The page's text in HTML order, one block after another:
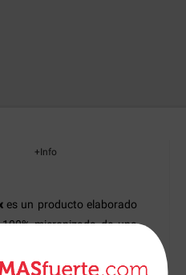
+Info
es un producto elaborado
micronizada de una
masa muscular gracias a